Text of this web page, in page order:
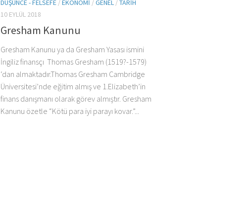
DÜŞÜNCE - FELSEFE /EKONOMI /GENEL /TARIH
10 EYLÜL 2018
Gresham Kanunu
Gresham Kanunu ya da Gresham Yasası ismini
İngiliz finansçı Thomas Gresham (1519?-1579)
‘dan almaktadır.Thomas Gresham Cambridge
Üniversitesi’nde eğitim almış ve 1.Elizabeth’in
finans danışmanı olarak görev almıştır. Gresham
Kanunu özetle “Kötü para iyi parayı kovar.”...